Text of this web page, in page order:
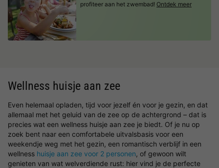
profiteer aan het zwembad! Ontdek meer
Wellness huisje aan zee
Even helemaal opladen, tijd voor jezelf én voor je gezin, en dat
allemaal met het geluid van de zee op de achtergrond – dat is
precies wat een wellness huisje aan zee je biedt. Of je nu op
zoek bent naar een comfortabele uitvalsbasis voor een
weekendje weg met het gezin, een romantisch verblijf in een
wellness huisje aan zee voor 2 personen, of gewoon wilt
genieten van wat welverdiende rust: hier vind je de perfecte